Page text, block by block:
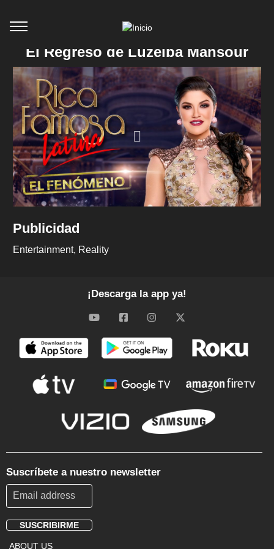
El Regreso de Luzelba Mansour
Publicidad
Entertainment Reality
¡Descarga la app ya!
Suscríbete a nuestro newsletter
SUSCRIBIRME
ABOUT US